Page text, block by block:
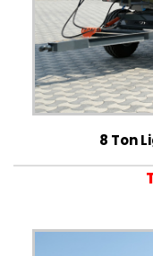
8 Ton